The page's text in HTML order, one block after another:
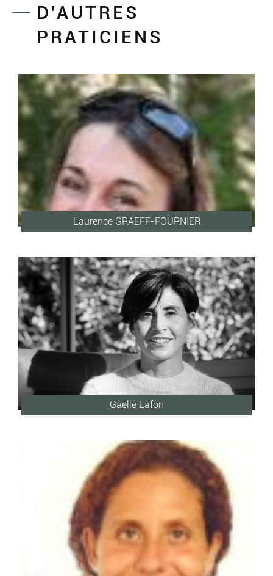
D'AUTRES
PRATICIENS
Laurence GRAEFF-FOURNIER
Gaëlle Lafon